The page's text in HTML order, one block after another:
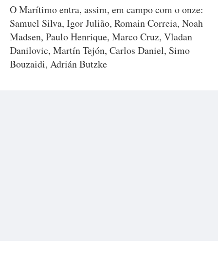
O Marítimo entra, assim, em campo com o onze:
Samuel Silva, Igor Julião, Romain Correia, Noah
Madsen, Paulo Henrique, Marco Cruz, Vladan
Danilovic, Martín Tejón, Carlos Daniel, Simo
Bouzaidi, Adrián Butzke